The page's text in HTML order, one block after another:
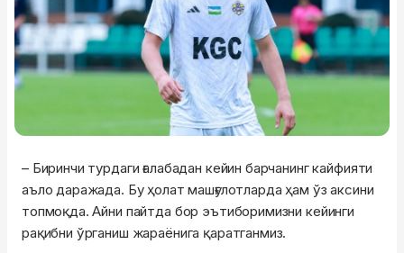
– Биринчи турдаги ғалабадан кейин барчанинг кайфияти
аъло даражада. Бу ҳолат машғулотларда ҳам ўз аксини
топмоқда. Айни пайтда бор эътиборимизни кейинги
рақибни ўрганиш жараёнига қаратганмиз.